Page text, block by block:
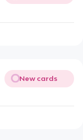
New cards